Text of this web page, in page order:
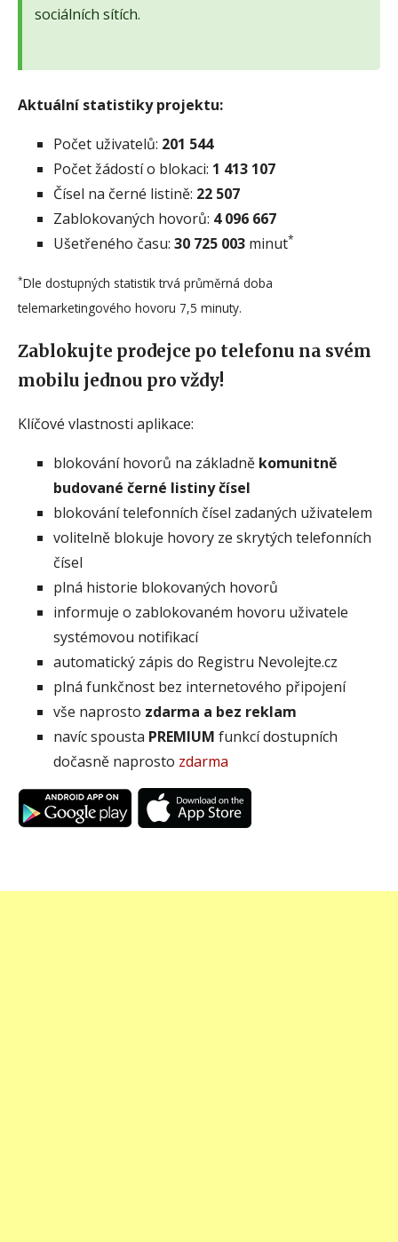
sociálních sítích.
Aktuální statistiky projektu:
Počet uživatelů: 201 544
Počet žádostí o blokaci: 1 413 107
Čísel na černé listině: 22 507
Zablokovaných hovorů: 4 096 667
Ušetřeného času: 30 725 003 minut*
*Dle dostupných statistik trvá průměrná doba
telemarketingového hovoru 7,5 minuty.
Zablokujte prodejce po telefonu na svém
mobilu jednou pro vždy!
Klíčové vlastnosti aplikace:
blokování hovorů na základně komunitně
budované černé listiny čísel
blokování telefonních čísel zadaných uživatelem
volitelně blokuje hovory ze skrytých telefonních
čísel
plná historie blokovaných hovorů
informuje o zablokovaném hovoru uživatele
systémovou notifikací
automatický zápis do Registru Nevolejte.cz
plná funkčnost bez internetového připojení
vše naprosto zdarma a bez reklam
navíc spousta PREMIUM funkcí dostupních
dočasně naprosto zdarma